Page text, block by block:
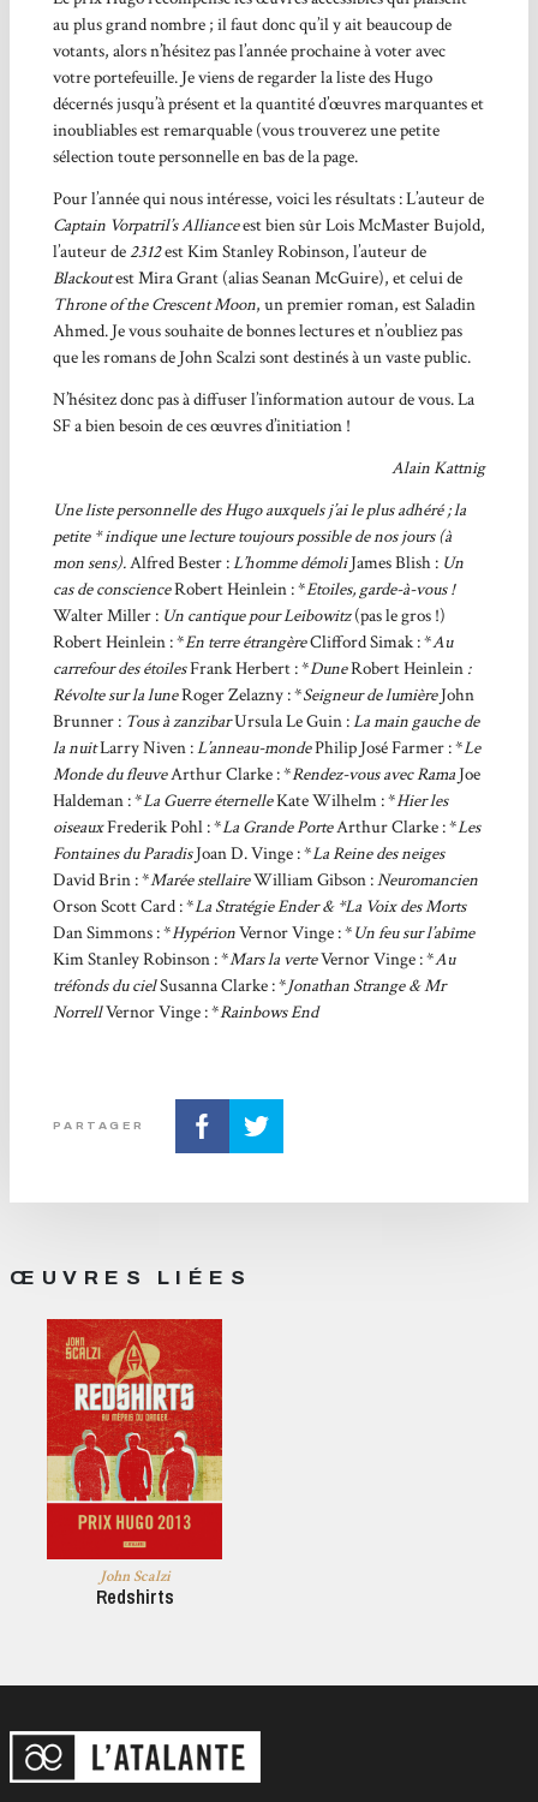
au plus grand nombre ; il faut donc qu’il y ait beaucoup de
votants, alors n’hésitez pas l’année prochaine à voter avec
votre portefeuille. Je viens de regarder la liste des Hugo
décernés jusqu’à présent et la quantité d’œuvres marquantes et
inoubliables est remarquable (vous trouverez une petite
sélection toute personnelle en bas de la page.
Pour l’année qui nous intéresse, voici les résultats : L’auteur de
Captain Vorpatril’s Allianceest bien sûr Lois McMaster Bujold,
l’auteur de 2312est Kim Stanley Robinson, l’auteur de
Blackoutest Mira Grant (alias Seanan McGuire), et celui de
Throne of the Crescent Moon, un premier roman, est Saladin
Ahmed. Je vous souhaite de bonnes lectures et n’oubliez pas
que les romans de John Scalzi sont destinés à un vaste public.
N’hésitez donc pas à diffuser l’information autour de vous. La
SF a bien besoin de ces œuvres d’initiation !
Alain Kattnig
Une liste personnelle des Hugo auxquels j’ai le plus adhéré ; la
petite * indique une lecture toujours possible de nos jours (à
mon sens).Alfred Bester :L’homme démoliJames Blish : Un
cas de conscienceRobert Heinlein : *Etoiles, garde-à-vous !
Walter Miller : Un cantique pour Leibowitz(pas le gros !)
Robert Heinlein : *En terre étrangèreClifford Simak : *Au
carrefour des étoilesFrank Herbert : *DuneRobert Heinlein :
Révolte sur la luneRoger Zelazny : *Seigneur de lumièreJohn
Brunner : Tous à zanzibarUrsula Le Guin :La main gauche de
la nuitLarry Niven :L’anneau-mondePhilip José Farmer : *Le
Monde du fleuveArthur Clarke : *Rendez-vous avec Rama Joe
Haldeman : *La Guerre éternelleKate Wilhelm : *Hier les
oiseauxFrederik Pohl : *La Grande PorteArthur Clarke : *Les
Fontaines du ParadisJoan D. Vinge : *La Reine des neiges
David Brin : *Marée stellaireWilliam Gibson :Neuromancien
Orson Scott Card : *La Stratégie Ender & *La Voix des Morts
Dan Simmons : *HypérionVernor Vinge : *Un feu sur l’abîme
Kim Stanley Robinson : *Mars la verteVernor Vinge : *Au
tréfonds du cielSusanna Clarke : *Jonathan Strange & Mr
NorrellVernor Vinge : *Rainbows End
PARTAGER
ŒUVRES LIÉES
John Scalzi
Redshirts